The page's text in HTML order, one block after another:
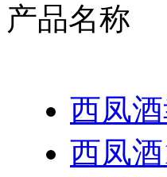
产品名称
西凤
西凤